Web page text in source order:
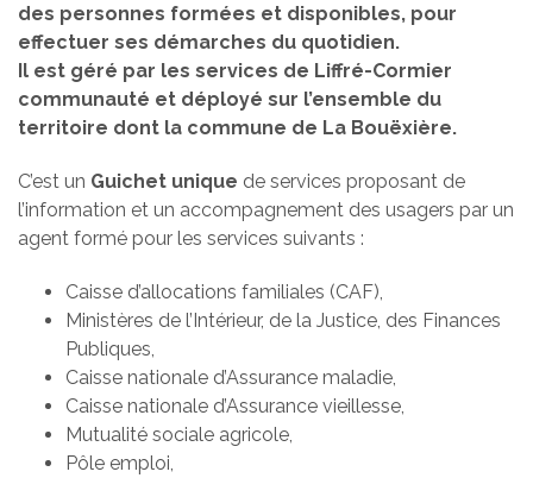
des personnes formées et disponibles, pour
effectuer ses démarches du quotidien.
Il est géré par les services de Liffré-Cormier
communauté et déployé sur l’ensemble du
territoire dont la commune de La Bouëxière.
C’est un Guichet unique de services proposant de
l’information et un accompagnement des usagers par un
agent formé pour les services suivants :
Caisse d’allocations familiales (CAF),
Ministères de l’Intérieur, de la Justice, des Finances
Publiques,
Caisse nationale d’Assurance maladie,
Caisse nationale d’Assurance vieillesse,
Mutualité sociale agricole,
Pôle emploi,